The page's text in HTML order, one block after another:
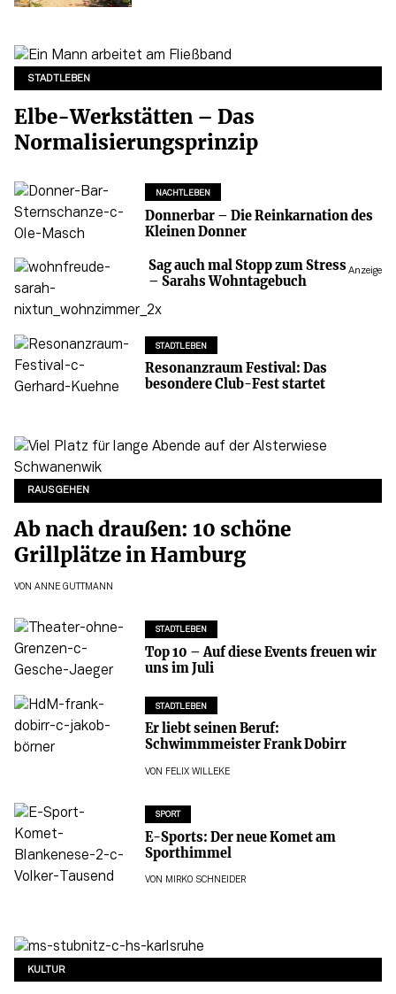
STADTLEBEN
Elbe-Werkstätten – Das
Normalisierungsprinzip
NACHTLEBEN
Donnerbar – Die Reinkarnation des
Kleinen Donner
Anzeige
Sag auch mal Stopp zum Stress
– Sarahs Wohntagebuch
STADTLEBEN
Resonanzraum Festival: Das
besondere Club-Fest startet
RAUSGEHEN
Ab nach draußen: 10 schöne
Grillplätze in Hamburg
VON ANNE GUTTMANN
STADTLEBEN
Top 10 – Auf diese Events freuen wir
uns im Juli
STADTLEBEN
Er liebt seinen Beruf:
Schwimmmeister Frank Dobirr
VON FELIX WILLEKE
SPORT
E-Sports: Der neue Komet am
Sporthimmel
VON MIRKO SCHNEIDER
KULTUR